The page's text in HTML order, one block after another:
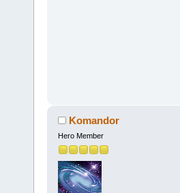
Komandor
Hero Member